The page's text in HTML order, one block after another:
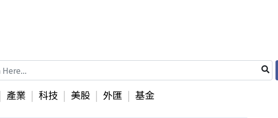
產業 科技 美股 外匯 基金